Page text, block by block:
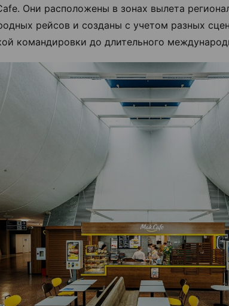
Они расположены в зонах вылета
рейсов и созданы с учетом разных
командировки до длительного